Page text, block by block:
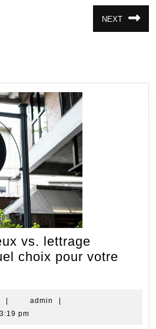
NEXT
suivant
vs. lettrage
choix pour votre
décembre
12,
| admin admin
|
3:19 pm